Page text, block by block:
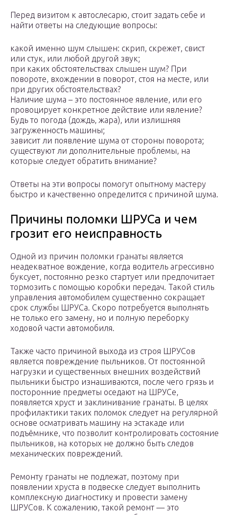
Перед визитом к автослесарю, стоит задать себе и
найти ответы на следующие вопросы:
какой именно шум слышен: скрип, скрежет, свист
или стук, или любой другой звук;
при каких обстоятельствах слышен шум? При
повороте, вхождении в поворот, стоя на месте, или
при других обстоятельствах?
Наличие шума – это постоянное явление, или его
провоцирует конкретное действие или явление?
Будь то погода (дождь, жара), или излишняя
загруженность машины;
зависит ли появление шума от стороны поворота;
существуют ли дополнительные проблемы, на
которые следует обратить внимание?
Ответы на эти вопросы помогут опытному мастеру
быстро и качественно определится с причиной шума.
Причины поломки ШРУСа и чем
грозит его неисправность
Одной из причин поломки гранаты является
неадекватное вождение, когда водитель агрессивно
буксует, постоянно резко стартует или предпочитает
тормозить с помощью коробки передач. Такой стиль
управления автомобилем существенно сокращает
срок службы ШРУСа. Скоро потребуется выполнять
не только его замену, но и полную переборку
ходовой части автомобиля.
Также часто причиной выхода из строя ШРУСов
является повреждение пыльников. От постоянной
нагрузки и существенных внешних воздействий
пыльники быстро изнашиваются, после чего грязь и
посторонние предметы оседают на ШРУСе,
появляется хруст и заклинивание гранаты. В целях
профилактики таких поломок следует на регулярной
основе осматривать машину на эстакаде или
подъёмнике, что позволит контролировать состояние
пыльников, на которых не должно быть следов
механических повреждений.
Ремонту гранаты не подлежат, поэтому при
появлении хруста в подвеске следует выполнить
комплексную диагностику и провести замену
ШРУСов. К сожалению, такой ремонт — это